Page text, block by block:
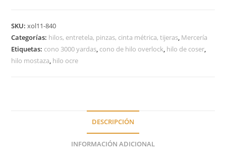
SKU:xol11-840
Categorías: hilos, entretela, pinzas, cinta métrica, tijeras, Mercería
Etiquetas: cono 3000 yardas, cono de hilo overlock, hilo de coser,
hilo mostaza, hilo ocre
DESCRIPCIÓN
INFORMACIÓN ADICIONAL